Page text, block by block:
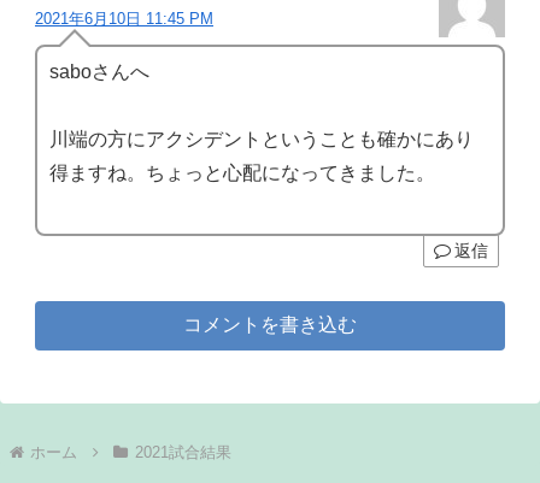
2021年6月10日 11:45 PM
saboさんへ
川端の方にアクシデントということも確かにあり
得ますね。ちょっと心配になってきました。
返信
コメントを書き込む
ホーム 2021試合結果